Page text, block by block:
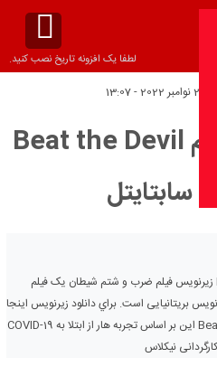
لطفا یک افزونه تاریخ نصب کنید.
دانلود زیرنویس فیلم Beat the Devil
دانلود زیرنویس فیلم Beat the Devil 2021 زیرنویس فیلم ضرب و شتم شیطان یک فیلم
بریتانیایی است. براي دانلود زيرنويس اينجا
کليک کنيد زیرنویس فیلم Beat the Devil 2021 این بر اساس تجربه هار از ابتلا به COVID-19
نیکلاس